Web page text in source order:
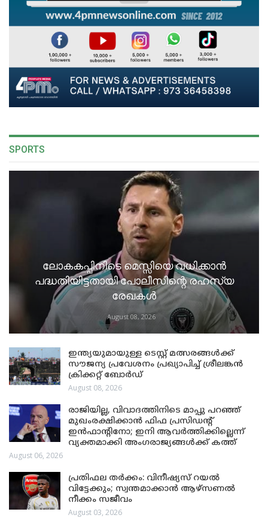
SPORTS
ലോകകപ്പിനിടെ മെസ്സിയെ വധിക്കാൻ
പദ്ധതിയിട്ടതായി പോലീസിന്റെ രഹസ്യ
രേഖകൾ
August 08, 2026
ഇന്ത്യയുമായുള്ള ടെസ്റ്റ് മത്സരങ്ങൾക്ക്
സൗജന്യ പ്രവേശനം പ്രഖ്യാപിച്ച് ശ്രീലങ്കൻ
ക്രിക്കറ്റ് ബോർഡ്
August 08, 2026
രാജിയില്ല, വിവാദത്തിനിടെ മാപ്പു പറഞ്ഞ്
മുഖംരക്ഷിക്കാൻ ഫിഫ പ്രസിഡന്റ്
ഇൻഫാന്റിനോ; ഇനി ആവർത്തിക്കില്ലെന്ന്
വ്യക്തമാക്കി അംഗരാജ്യങ്ങൾക്ക് കത്ത്
August 06, 2026
പ്രതിഫല തർക്കം: വിനീഷ്യസ് റയൽ
വിട്ടേക്കും; സ്വന്തമാക്കാൻ ആഴ്സണൽ
നീക്കം സജീവം
August 03, 2026